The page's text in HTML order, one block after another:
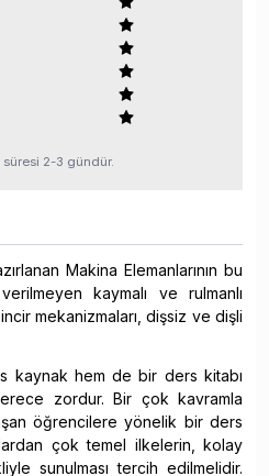
süresi 2-3 gündür.
Makina Elemanlarının bu
kaymalı ve rulmanlı
mekanizma­ları, dişsiz ve dişli
kaynak hem de bir ders kitabı
zordur. Bir çok kavramla
öğrencilere yönelik bir ders
çok temel ilkelerin, kolay
sunulması tercih edilmelidir.